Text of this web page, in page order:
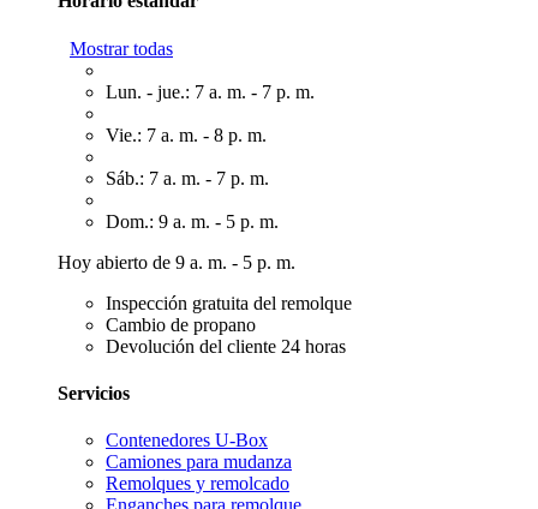
Mostrar todas
Lun. - jue.: 7 a. m. - 7 p. m.
Vie.: 7 a. m. - 8 p. m.
Sáb.: 7 a. m. - 7 p. m.
Dom.: 9 a. m. - 5 p. m.
Hoy abierto de 9 a. m. - 5 p. m.
Inspección gratuita del remolque
Cambio de propano
Devolución del cliente 24 horas
Servicios
Contenedores U-Box
Camiones para mudanza
Remolques y remolcado
Enganches para remolque